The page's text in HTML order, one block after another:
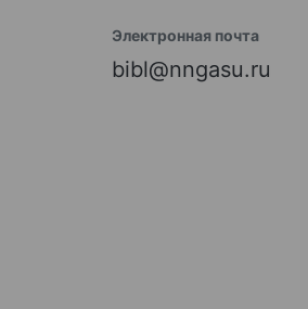
Электронная почта
bibl@nngasu.ru